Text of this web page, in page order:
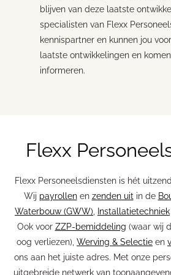
blijven van deze laatste
specialisten van Flexx
kennispartner en kunnen jou
laatste ontwikkelingen en
informeren.
Flexx
Flexx Personeelsdiensten is hét
Wij payrollenen zenden uitin de
Waterbouw (GWW), Installatietechniek
Ook voor ZZP-bemiddeling (waar wij
oog verliezen), Werving & Selectie en
ons aan het juiste adres. Met onze
uitgebreide netwerk van